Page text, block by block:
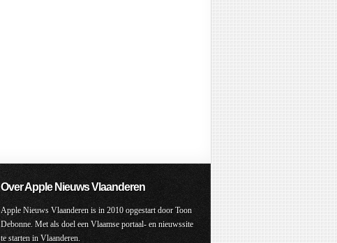
Over Apple Nieuws Vlaanderen
Apple Nieuws Vlaanderen is in 2010 opgestart door Toon
Debonne. Met als doel een Vlaamse portaal- en nieuwssite
te starten in Vlaanderen.